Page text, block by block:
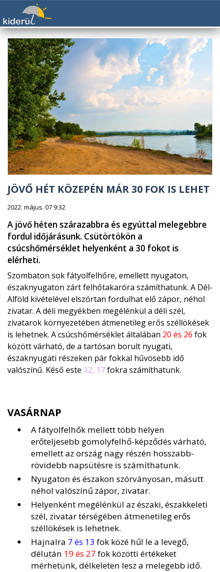
JÖVŐ HÉT KÖZEPÉN MÁR 30 FOK IS LEHET
2022. május. 07 9:32
A jövő héten szárazabbra és egyúttal melegebbre
fordul időjárásunk. Csütörtökön a
csúcshőmérséklet helyenként a 30 fokot is
elérheti.
Szombaton sok fátyolfelhőre, emellett nyugaton,
északnyugaton zárt felhőtakaróra számíthatunk. A Dél-
Alföld kivételével elszórtan fordulhat elő zápor, néhol
zivatar. A déli megyékben megélénkül a déli szél,
zivatarok környezetében átmenetileg erős széllökések
is lehetnek. A csúcshőmérséklet általában 20 és 26 fok
között várható, de a tartósan borult nyugati,
északnyugati részeken pár fokkal hűvösebb idő
valószínű. Késő este 12, 17fokra számíthatunk.
VASÁRNAP
A fátyolfelhők mellett több helyen
erőteljesebb gomolyfelhő-képződés várható,
emellett az ország nagy részén hosszabb-
rövidebb napsütésre is számíthatunk.
Nyugaton és északon szórványosan, másutt
néhol valószínű zápor, zivatar.
Helyenként megélénkül az északi, északkeleti
szél, zivatar térségében átmenetileg erős
széllökések is lehetnek.
Hajnalra 7 és 13 fok közé hűl le a levegő,
délután 19 és 27 fok közötti értékeket
mérhetünk, délkeleten lesz a melegebb idő.